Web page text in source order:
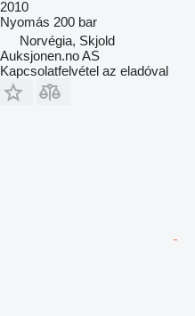
2010
Nyomás 200 bar
Norvégia, Skjold
Auksjonen.no AS
Kapcsolatfelvétel az eladóval